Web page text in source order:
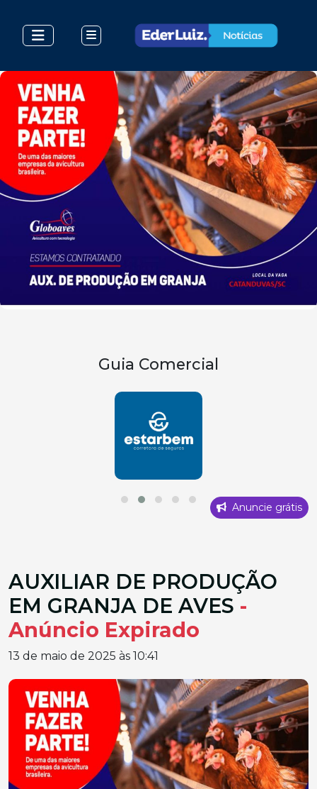
Guia Comercial
Anuncie grátis
AUXILIAR DE PRODUÇÃO
EM GRANJA DE AVES -
Anúncio Expirado
13 de maio de 2025 às 10:41